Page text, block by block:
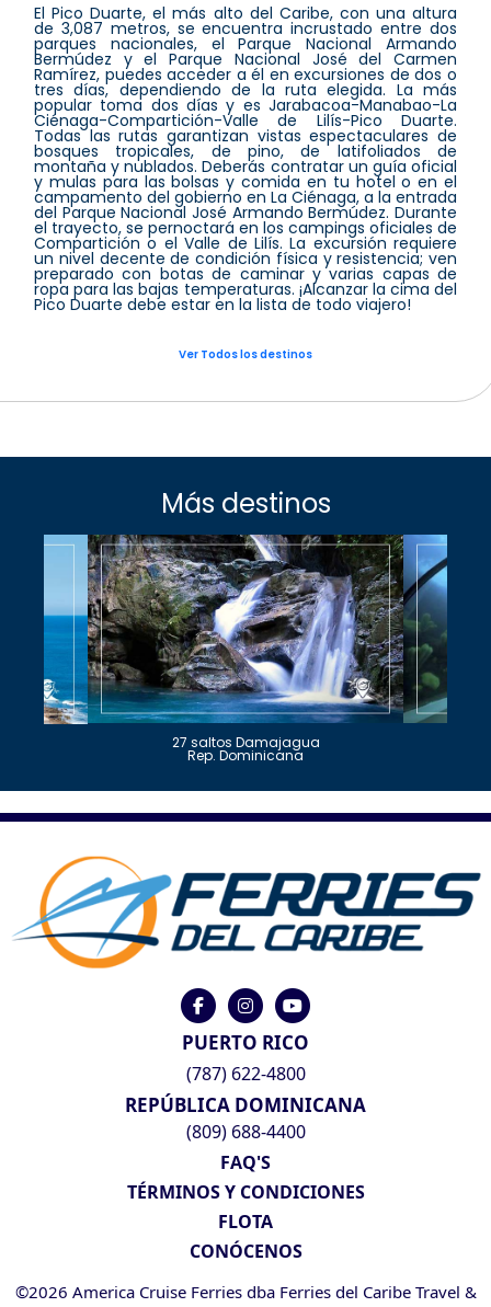
El Pico Duarte, el más alto del Caribe, con una altura
de 3,087 metros, se encuentra incrustado entre dos
parques nacionales, el Parque Nacional Armando
Bermúdez y el Parque Nacional José del Carmen
Ramírez, puedes acceder a él en excursiones de dos o
tres días, dependiendo de la ruta elegida. La más
popular toma dos días y es Jarabacoa-Manabao-La
Ciénaga-Compartición-Valle de Lilís-Pico Duarte.
Todas las rutas garantizan vistas espectaculares de
bosques tropicales, de pino, de latifoliados de
montaña y nublados. Deberás contratar un guía oficial
y mulas para las bolsas y comida en tu hotel o en el
campamento del gobierno en La Ciénaga, a la entrada
del Parque Nacional José Armando Bermúdez. Durante
el trayecto, se pernoctará en los campings oficiales de
Compartición o el Valle de Lilís. La excursión requiere
un nivel decente de condición física y resistencia; ven
preparado con botas de caminar y varias capas de
ropa para las bajas temperaturas. ¡Alcanzar la cima del
Pico Duarte debe estar en la lista de todo viajero!
Ver Todos los destinos
Más destinos
27 saltos Damajagua
Rep. Dominicana
PUERTO RICO
(787) 622-4800
REPÚBLICA DOMINICANA
(809) 688-4400
FAQ'S
TÉRMINOS Y CONDICIONES
FLOTA
CONÓCENOS
©2026 America Cruise Ferries dba Ferries del Caribe Travel &